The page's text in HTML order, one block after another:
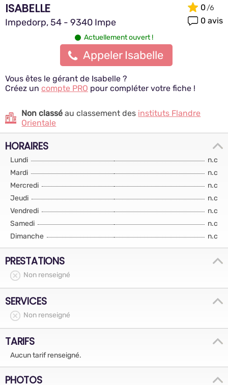
ISABELLE
Impedorp, 54 - 9340 Impe
0
0 avis
Actuellement ouvert !
Appeler Isabelle
Vous êtes le gérant de Isabelle ?
Créez un compte PRO pour compléter votre fiche !
Non classé au classement des instituts Flandre
Orientale
HORAIRES
Lundi
n.c
Mardi
n.c
Mercredi
n.c
Jeudi
n.c
Vendredi
n.c
Samedi
n.c
Dimanche
n.c
PRESTATIONS
Non renseigné
SERVICES
Non renseigné
TARIFS
Aucun tarif renseigné.
PHOTOS